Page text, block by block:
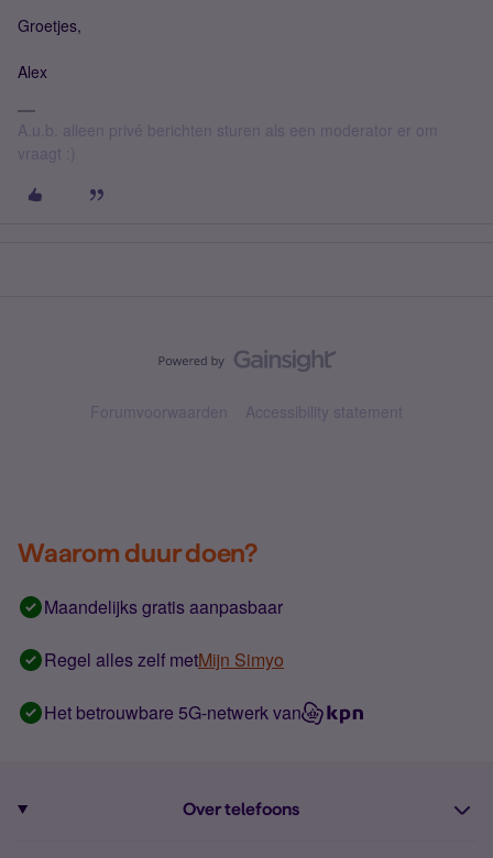
Groetjes,
Alex
A.u.b. alleen privé berichten sturen als een moderator er om
vraagt :)
Forumvoorwaarden Accessibility statement
Waarom duur doen?
Maandelijks gratis aanpasbaar
Regel alles zelf metMijn Simyo
Het betrouwbare 5G-netwerk van
Over telefoons